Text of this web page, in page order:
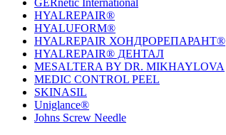
GERnétic International
HYALREPAIR®
HYALUFORM®
HYALREPAIR ХОНДРОРЕПАРАНТ®
HYALREPAIR® ДЕНТАЛ
MESALTERA BY DR. MIKHAYLOVA
MEDIC CONTROL PEEL
SKINASIL
Uniglance®
Johns Screw Needle